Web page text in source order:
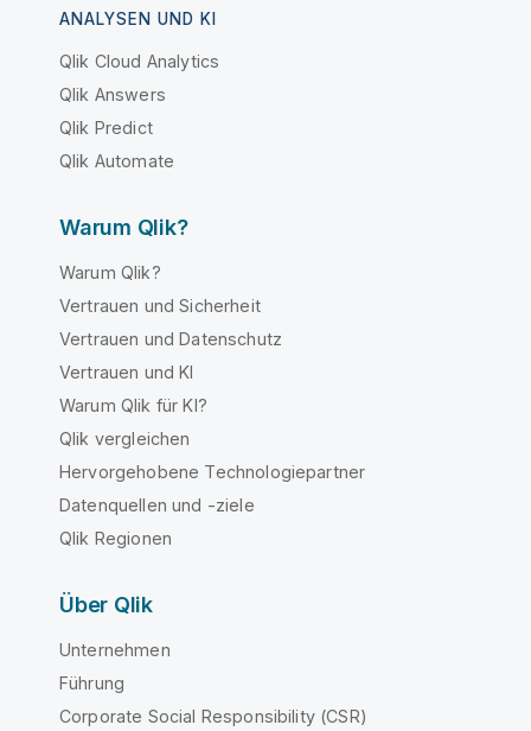
ANALYSEN UND KI
Qlik Cloud Analytics
Qlik Answers
Qlik Predict
Qlik Automate
Warum Qlik?
Warum Qlik?
Vertrauen und Sicherheit
Vertrauen und Datenschutz
Vertrauen und KI
Warum Qlik für KI?
Qlik vergleichen
Hervorgehobene Technologiepartner
Datenquellen und -ziele
Qlik Regionen
Über Qlik
Unternehmen
Führung
Corporate Social Responsibility (CSR)